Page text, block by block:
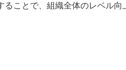
ることで、組織全体のレベル